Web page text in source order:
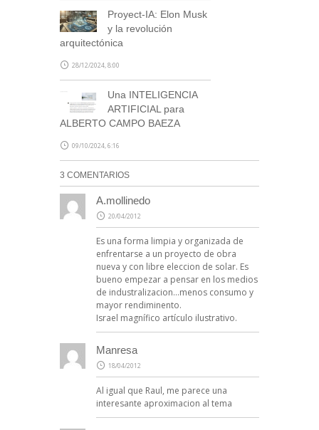
Proyect-IA: Elon Musk
y la revolución
arquitectónica
28/12/2024, 8:00
Una INTELIGENCIA
ARTIFICIAL para
ALBERTO CAMPO BAEZA
09/10/2024, 6:16
3 COMENTARIOS
A.mollinedo
20/04/2012
Es una forma limpia y organizada de
enfrentarse a un proyecto de obra
nueva y con libre eleccion de solar. Es
bueno empezar a pensar en los medios
de industralizacion…menos consumo y
mayor rendiminento.
Israel magnífico artículo ilustrativo.
Manresa
18/04/2012
Al igual que Raul, me parece una
interesante aproximacion al tema